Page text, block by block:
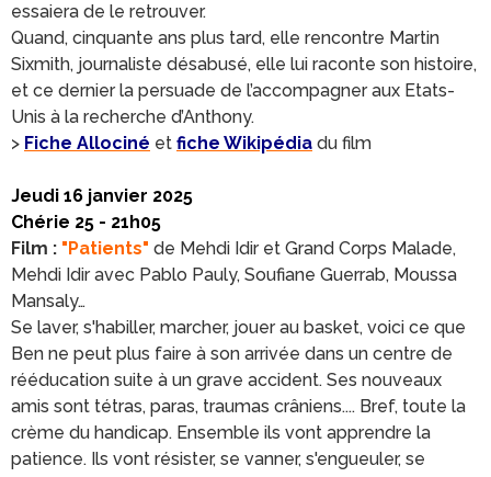
essaiera de le retrouver.
Quand, cinquante ans plus tard, elle rencontre Martin
Sixmith, journaliste désabusé, elle lui raconte son histoire,
et ce dernier la persuade de l’accompagner aux Etats-
Unis à la recherche d’Anthony.
> Fiche Allociné et fiche Wikipédia du film
Jeudi 16 janvier 2025
Chérie 25 - 21h05
Film : "Patients" de Mehdi Idir et Grand Corps Malade,
Mehdi Idir avec Pablo Pauly, Soufiane Guerrab, Moussa
Mansaly…
Se laver, s'habiller, marcher, jouer au basket, voici ce que
Ben ne peut plus faire à son arrivée dans un centre de
rééducation suite à un grave accident. Ses nouveaux
amis sont tétras, paras, traumas crâniens.... Bref, toute la
crème du handicap. Ensemble ils vont apprendre la
patience. Ils vont résister, se vanner, s'engueuler, se